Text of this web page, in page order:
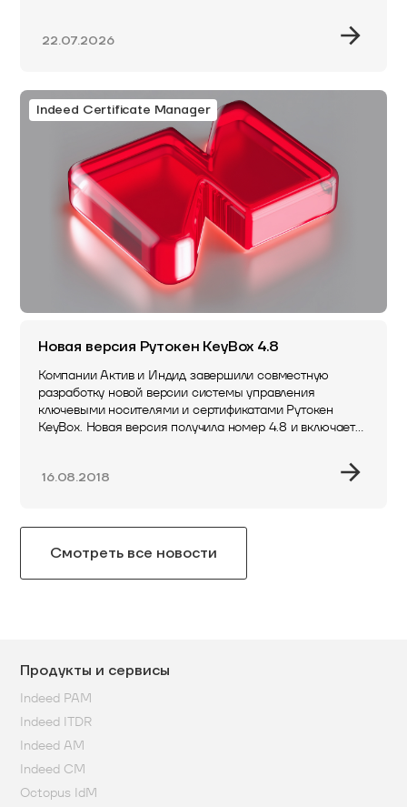
22.07.2026
Indeed Certificate Manager
Новая версия Рутокен KeyBox 4.8
Компании Актив и Индид завершили совместную
разработку новой версии системы управления
ключевыми носителями и сертификатами Рутокен
KeyBox. Новая версия получила номер 4.8 и включает
16.08.2018
Смотреть все новости
Продукты и сервисы
Indeed PAM
Indeed ITDR
Indeed AM
Indeed CM
Octopus IdM